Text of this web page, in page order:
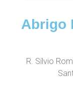
Abrigo
R. Sílvio